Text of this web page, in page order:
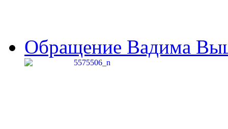
Обращение Вадима